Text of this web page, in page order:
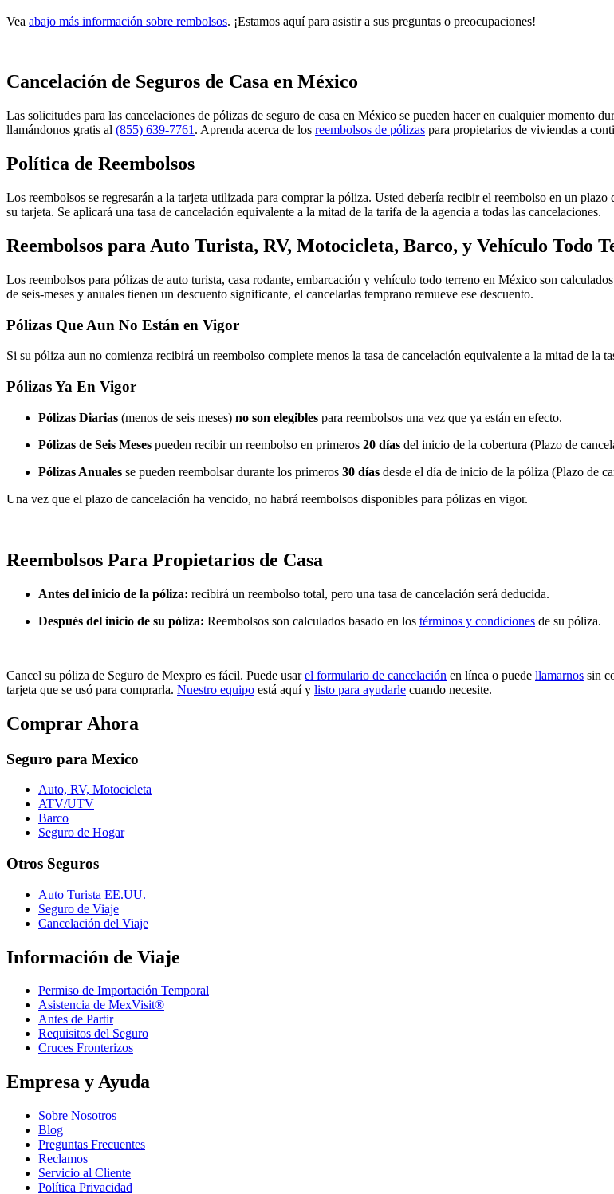
Vea abajo más información sobre rembolsos. ¡Estamos aquí para asistir a sus preguntas o preocupaciones!
Cancelación de Seguros de Casa en México
Las solicitudes para las cancelaciones de pólizas de seguro de casa en México se pueden hacer en cualquier momento
llamándonos gratis al (855) 639-7761 . Aprenda acerca de los reembolsos de pólizas para propietarios de viviendas a
Política de Reembolsos
Los reembolsos se regresarán a la tarjeta utilizada para comprar la póliza. Usted debería recibir el reembolso en un
su tarjeta. Se aplicará una tasa de cancelación equivalente a la mitad de la tarifa de la agencia a todas las cancelaciones.
Reembolsos para Auto Turista, RV, Motocicleta, Barco, y Vehículo Todo
Los reembolsos para pólizas de auto turista, casa rodante, embarcación y vehículo todo terreno en México son calculados
de seis-meses y anuales tienen un descuento significante, el cancelarlas temprano remueve ese descuento.
Pólizas Que Aun No Están en Vigor
Si su póliza aun no comienza recibirá un reembolso complete menos la tasa de cancelación equivalente a la mitad de la
Pólizas Ya En Vigor
Pólizas Diarias (menos de seis meses) no son elegibles para reembolsos una vez que ya están en efecto.
Pólizas de Seis Meses pueden recibir un reembolso en primeros 20 días del inicio de la cobertura (Plazo de
Pólizas Anuales se pueden reembolsar durante los primeros 30 días desde el día de inicio de la póliza (Plazo de
Una vez que el plazo de cancelación ha vencido, no habrá reembolsos disponibles para pólizas en vigor.
Reembolsos Para Propietarios de Casa
Antes del inicio de la póliza: recibirá un reembolso total, pero una tasa de cancelación será deducida.
Después del inicio de su póliza: Reembolsos son calculados basado en los términos y condiciones de su póliza.
Cancel su póliza de Seguro de Mexpro es fácil. Puede usarel formulario de cancelación en línea o puede llamarnos sin
tarjeta que se usó para comprarla. Nuestro equipo está aquí y listo para ayudarle cuando necesite.
Comprar Ahora
Seguro para Mexico
Auto, RV, Motocicleta
ATV/UTV
Barco
Seguro de Hogar
Otros Seguros
Auto Turista EE.UU.
Seguro de Viaje
Cancelación del Viaje
Información de Viaje
Permiso de Importación Temporal
Asistencia de MexVisit®
Antes de Partir
Requisitos del Seguro
Cruces Fronterizos
Empresa y Ayuda
Sobre Nosotros
Blog
Preguntas Frecuentes
Reclamos
Servicio al Cliente
Política Privacidad